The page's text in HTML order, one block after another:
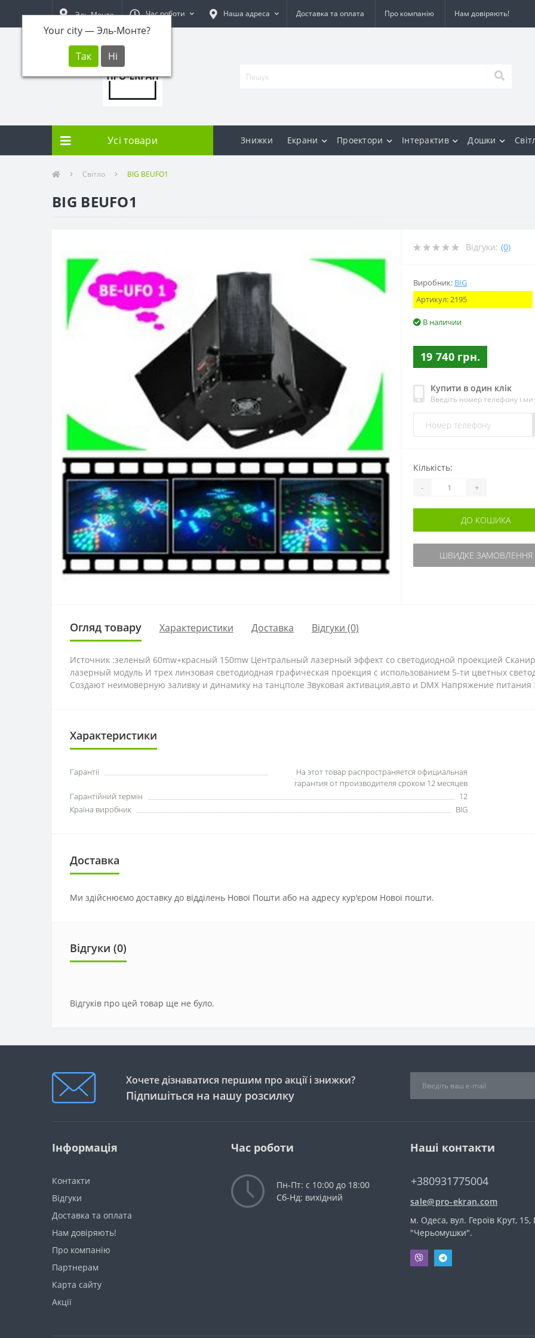
Эль-Монте
Your city —Эль-Монте?
Час роботи Наша адреса Доставка та оплата Про компанію Нам довіряють!
Усі товари Знижки Екрани Проектори Інтерактив Дошки
Світло BIG BEUFO1
BIG BEUFO1
Відгуки: (0)
Виробник: BIG
Артикул:2195
В наличии
19 740 грн.
Купити в один клік
Введіть номер телефону і
Кількість:
- +
ДО КОШИКА
ШВИДКЕ ЗАМОВЛЕННЯ
Огляд товару Характеристики Доставка Відгуки (0)
Источник :зеленый 60mw+красный 150mw Центральный лазерный эффект со светодиодной проекцией
лазерный модуль И трех линзовая светодиодная графическая проекция с использованием 5-ти цветных
Создают неимоверную заливку и динамику на танцполе Звуковая активация,авто и DMX Напряжение питания
Характеристики
Гарантії
На этот товар распространяется официальная
гарантия от производителя сроком 12 месяцев
Гарантійний термін
12
Країна виробник
BIG
Доставка
Ми здійснюємо доставку до відділень Нової Пошти або на адресу кур'єром Нової пошти.
Відгуки (0)
Відгуків про цей товар ще не було.
Хочете дізнаватися першим про акції і знижки?
Підпишіться на нашу розсилку
Інформація
Контакти
Відгуки
Доставка та оплата
Нам довіряють!
Про компанію
Партнерам
Карта сайту
Акції
Час роботи
Пн-Пт: с 10:00 до 18:00
Сб-Нд: вихідний
Наші контакти
+380931775004
sale@pro-ekran.com
м. Одеса, вул. Героїв Крут, 15,
"Черьомушки".